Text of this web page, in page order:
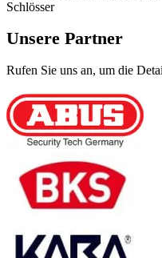
Schlösser
Unsere Partner
Rufen Sie uns an, um die